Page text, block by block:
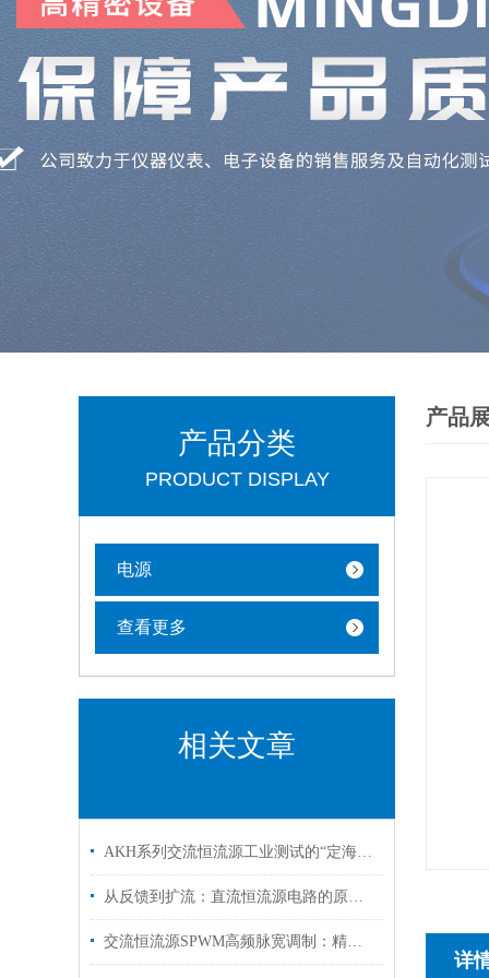
产品分类
PRODUCT DISPLAY
电源
查看更多
相关文章
AKH系列交流恒流源工业测试的“定海神针”
从反馈到扩流：直流恒流源电路的原理全解析
交流恒流源SPWM高频脉宽调制：精准控流与高效能转换的技术突破
产品
详